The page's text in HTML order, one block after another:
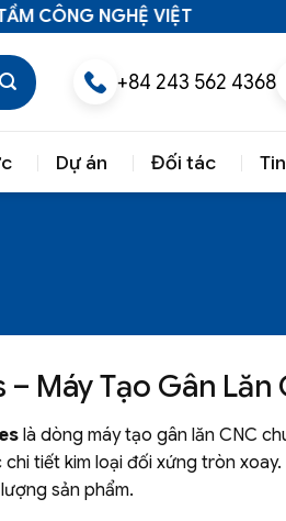
CÔNG NGHỆ VIỆT
+84 243 562 4368
Dự án Đối tác
– Máy Tạo Gân Lăn
là dòng máy tạo gân lăn CNC
tiết kim loại đối xứng tròn
sản phẩm.